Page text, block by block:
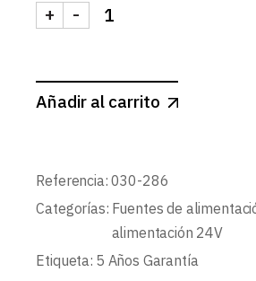
FUENTE ALIMENTACION
-
+
Añadir al carrito
Referencia: 030-286
Categorías: Fuentes de
alimentación 24V
Etiqueta: 5 Años Garantía